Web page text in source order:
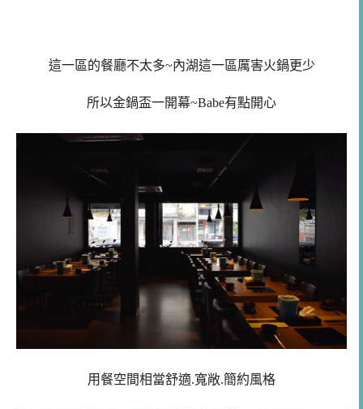
這一區的餐廳不太多~內湖這一區厲害火鍋更少
所以金鍋盃一開幕~Babe有點開心
用餐空間相當舒適.寬敞.簡約風格